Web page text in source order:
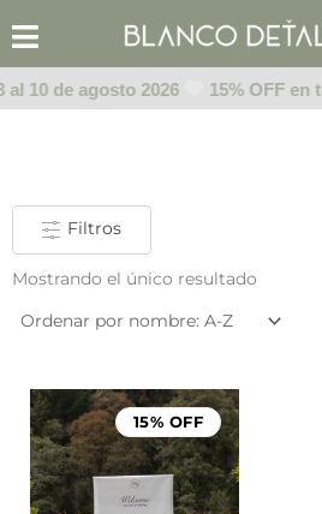
al
contenido
al 10 de agosto 2026 15% OFF en
Filtros
Mostrando el único resultado
15% OFF
Rango
de
precios:
desde